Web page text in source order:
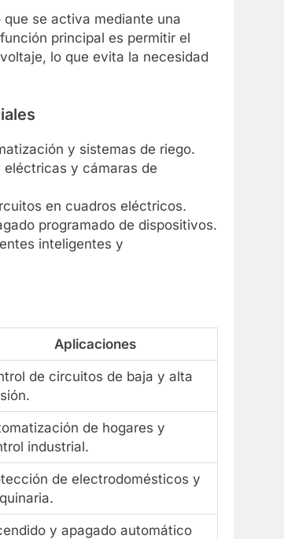
se activa mediante una
principal es permitir el
lo que evita la necesidad
y sistemas de riego.
y cámaras de
en cuadros eléctricos.
programado de dispositivos.
inteligentes y
Aplicaciones
de circuitos de baja y alta
de hogares y
industrial.
de electrodomésticos y
y apagado automático